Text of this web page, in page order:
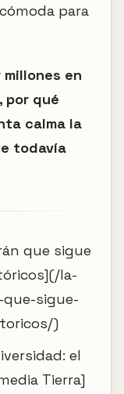
para
en
por qué
calma la
todavía
que sigue
la-
sigue-
)
el
Tierra]